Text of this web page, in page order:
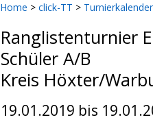
Home > click-TT > Turnierkalender
Ranglistenturnier
Schüler A/B
Kreis Höxter/
19.01.2019 bis